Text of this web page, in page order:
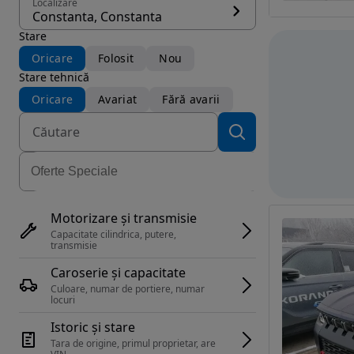
Localizare
Constanta, Constanta
Stare
Oricare
Folosit
Nou
Stare tehnică
Oricare
Avariat Fără avarii
Motorizare și transmisie
Capacitate cilindrica, putere,
transmisie
Caroserie și capacitate
Culoare, numar de portiere, numar
locuri
Istoric și stare
Tara de origine, primul proprietar, are